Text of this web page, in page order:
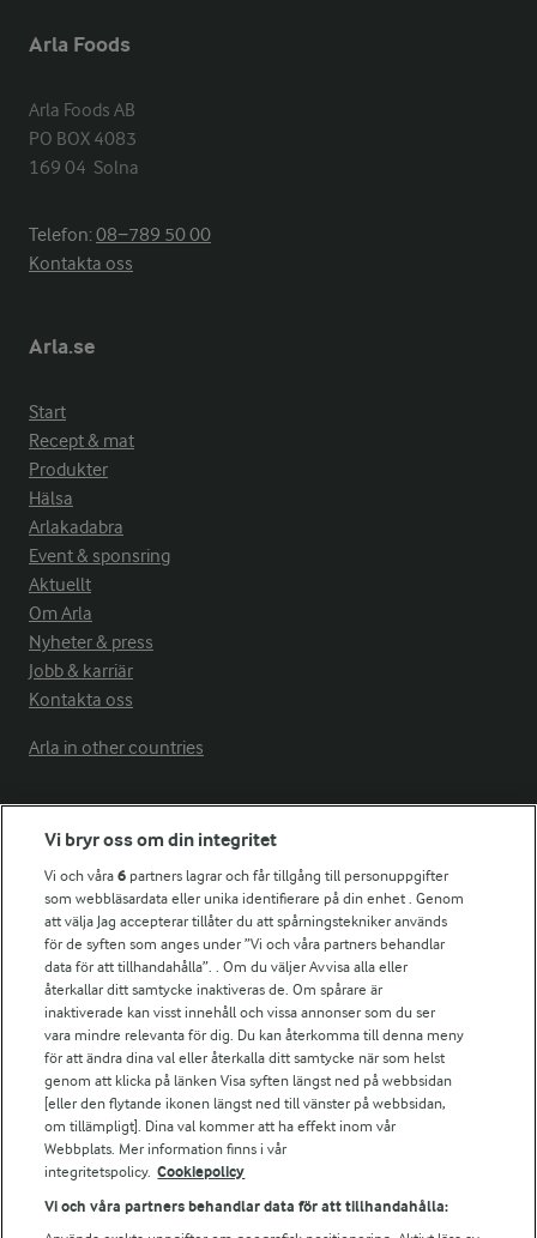
Arla Foods
Arla Foods AB
PO BOX 4083
169 04  Solna
Telefon:08−789 50 00
Kontakta oss
Arla.se
Start
Recept & mat
Produkter
Hälsa
Arlakadabra
Event & sponsring
Aktuellt
Om Arla
Nyheter & press
Jobb & karriär
Kontakta oss
Arla in other countries
Fler Arlasajter
För ägare
Arlas kundportal
Arla.com
Falbygdens Ost
Arla webbshop
Bildbank
Följ oss
Vi bryr oss om din integritet
Vi och våra6 partners lagrar och får tillgång till personuppgifter
som webbläsardata eller unika identifierare på din enhet . Genom
att välja Jag accepterar tillåter du att spårningstekniker används
för de syften som anges under ”Vi och våra partners behandlar
data för att tillhandahålla”. . Om du väljer Avvisa alla eller
återkallar ditt samtycke inaktiveras de. Om spårare är
inaktiverade kan visst innehåll och vissa annonser som du ser
vara mindre relevanta för dig. Du kan återkomma till denna meny
för att ändra dina val eller återkalla ditt samtycke när som helst
genom att klicka på länken Visa syften längst ned på webbsidan
[eller den flytande ikonen längst ned till vänster på webbsidan,
om tillämpligt]. Dina val kommer att ha effekt inom vår
Webbplats. Mer information finns i vår
integritetspolicy. Cookiepolicy
Vi och våra partners behandlar data för att tillhandahålla: